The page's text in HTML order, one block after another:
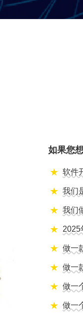
如果您
软件
我们
我们
2025
做一
做一
做一
做一